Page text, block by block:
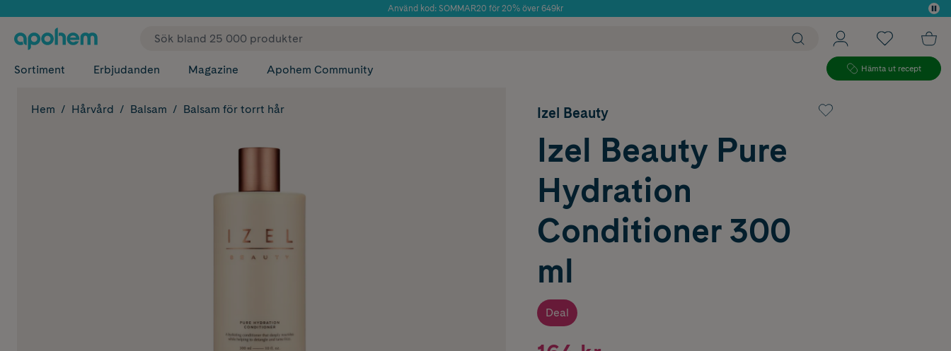
Använd kod: SOMMAR20 för 20% över 649kr
✓ Fri frakt
Sortiment Erbjudanden Magazine Apohem Community Hämta ut recept
Hem Hårvård Balsam Balsam för torrt hår Izel Beauty
Izel Beauty Pure
Hydration
Conditioner 300
ml
Deal